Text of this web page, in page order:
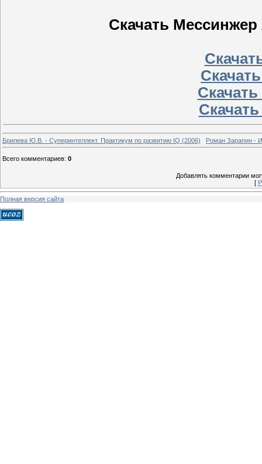
Скачать
Брилева Ю.В. - Суперинтеллект. Практикум по развитию IQ (2006) Роман Зарапин -
Всего комментариев: 0
Добавлять комментарии
[
Полная версия сайта